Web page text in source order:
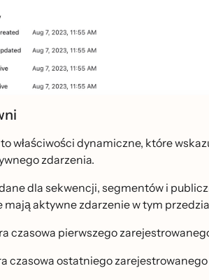
to właściwości dynamiczne, które
zdarzenia.
dla sekwencji, segmentów i
aktywne zdarzenie w tym
czasowa pierwszego
czasowa ostatniego